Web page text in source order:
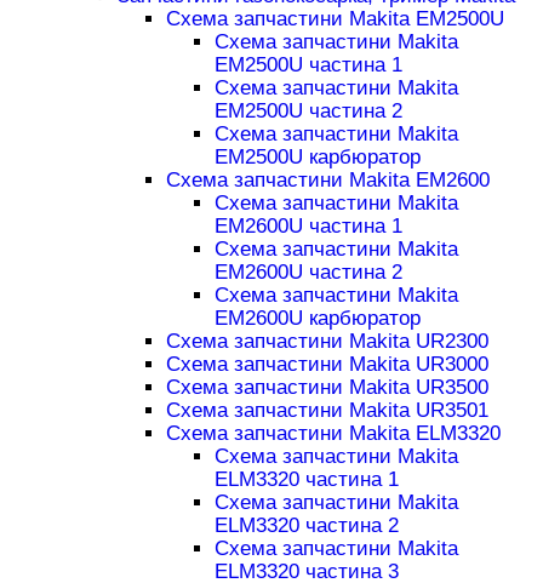
Схема запчастини Makita EM2500U
Схема запчастини Makita
EM2500U частина 1
Схема запчастини Makita
EM2500U частина 2
Схема запчастини Makita
EM2500U карбюратор
Схема запчастини Makita EM2600
Схема запчастини Makita
EM2600U частина 1
Схема запчастини Makita
EM2600U частина 2
Схема запчастини Makita
EM2600U карбюратор
Схема запчастини Makita UR2300
Схема запчастини Makita UR3000
Схема запчастини Makita UR3500
Схема запчастини Makita UR3501
Схема запчастини Makita ELM3320
Схема запчастини Makita
ELM3320 частина 1
Схема запчастини Makita
ELM3320 частина 2
Схема запчастини Makita
ELM3320 частина 3